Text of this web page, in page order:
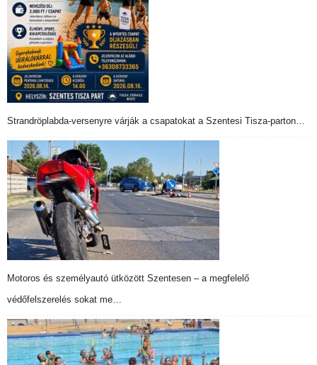
Strandröplabda-versenyre várják a csapatokat a Szentesi Tisza-parton…
Motoros és személyautó ütközött Szentesen – a megfelelő
védőfelszerelés sokat me…